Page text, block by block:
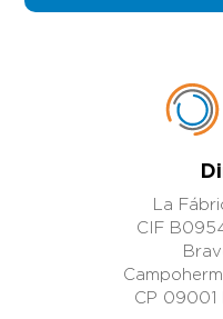
La
CIF
CP 09001